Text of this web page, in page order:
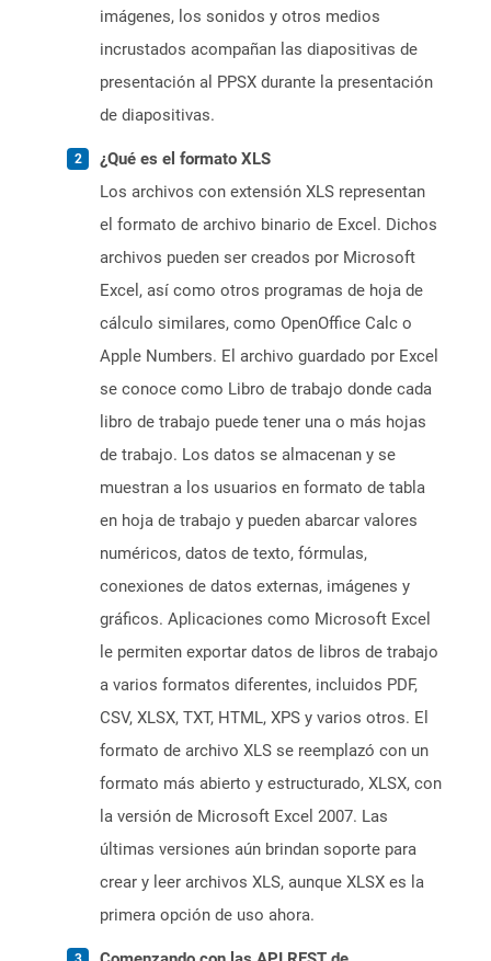
imágenes, los sonidos y otros medios
incrustados acompañan las diapositivas de
presentación al PPSX durante la presentación
de diapositivas.
¿Qué es el formato XLS
Los archivos con extensión XLS representan
el formato de archivo binario de Excel. Dichos
archivos pueden ser creados por Microsoft
Excel, así como otros programas de hoja de
cálculo similares, como OpenOffice Calc o
Apple Numbers. El archivo guardado por Excel
se conoce como Libro de trabajo donde cada
libro de trabajo puede tener una o más hojas
de trabajo. Los datos se almacenan y se
muestran a los usuarios en formato de tabla
en hoja de trabajo y pueden abarcar valores
numéricos, datos de texto, fórmulas,
conexiones de datos externas, imágenes y
gráficos. Aplicaciones como Microsoft Excel
le permiten exportar datos de libros de trabajo
a varios formatos diferentes, incluidos PDF,
CSV, XLSX, TXT, HTML, XPS y varios otros. El
formato de archivo XLS se reemplazó con un
formato más abierto y estructurado, XLSX, con
la versión de Microsoft Excel 2007. Las
últimas versiones aún brindan soporte para
crear y leer archivos XLS, aunque XLSX es la
primera opción de uso ahora.